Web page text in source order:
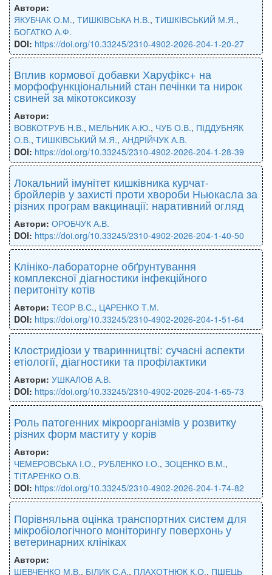
Автори:
ЯКУБЧАК О.М., ТИШКІВСЬКА Н.В., ТИШКІВСЬКИЙ М.Я.,
БОГАТКО А.Ф.
DOI: https://doi.org/10.33245/2310-4902-2026-204-1-20-27
Вплив кормової добавки Харуфікс+ на
морфофункціональний стан печінки та нирок
свиней за мікотоксикозу
Автори:
ВОВКОТРУБ Н.В., МЕЛЬНИК А.Ю., ЧУБ О.В., ПІДДУБНЯК
О.В., ТИШКІВСЬКИЙ М.Я., АНДРІЙЧУК А.В.
DOI: https://doi.org/10.33245/2310-4902-2026-204-1-28-39
Локальний імунітет кишківника курчат-
бройлерів у захисті проти хвороби Ньюкасла за
різних програм вакцинації: наративний огляд
Автори: ОРОБЧУК А.В.
DOI: https://doi.org/10.33245/2310-4902-2026-204-1-40-50
Клініко-лабораторне обґрунтування
комплексної діагностики інфекційного
перитоніту котів
Автори: ТЄОР В.С., ЦАРЕНКО Т.М.
DOI: https://doi.org/10.33245/2310-4902-2026-204-1-51-64
Клостридіози у тваринництві: сучасні аспекти
етіології, діагностики та профілактики
Автори: УШКАЛОВ А.В.
DOI: https://doi.org/10.33245/2310-4902-2026-204-1-65-73
Роль патогенних мікроорганізмів у розвитку
різних форм маститу у корів
Автори:
ЧЕМЕРОВСЬКА І.О., РУБЛЕНКО І.О., ЗОЦЕНКО В.М.,
ТІТАРЕНКО О.В.
DOI: https://doi.org/10.33245/2310-4902-2026-204-1-74-82
Порівняльна оцінка транспортних систем для
мікробіологічного моніторингу поверхонь у
ветеринарних клініках
Автори:
ШЕВЧЕНКО М.В., БІЛИК С.А., ПЛАХОТНЮК К.О., ПШЕЦЬ